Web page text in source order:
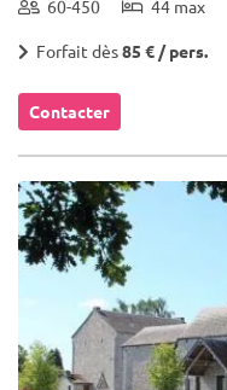
60-450 44 max
Forfait dès85 € / pers.
Contacter